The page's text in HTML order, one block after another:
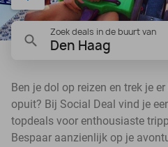
Zoek deals in de buurt van
Den Haag
Ben je dol op reizen en trek je
opuit? Bij Social Deal vind je
topdeals voor enthousiaste
Bespaar aanzienlijk op je